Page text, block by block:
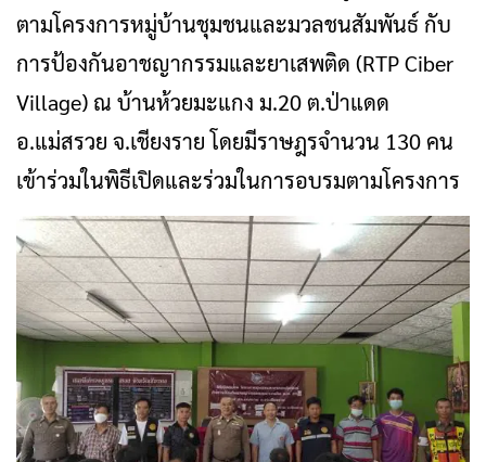
ตามโครงการหมู่บ้านชุมชนและมวลชนสัมพันธ์ กับ
การป้องกันอาชญากรรมและยาเสพติด (RTP Ciber
Village) ณ บ้านห้วยมะแกง ม.20 ต.ป่าแดด
อ.แม่สรวย จ.เชียงราย โดยมีราษฎรจำนวน 130 คน
เข้าร่วมในพิธีเปิดและร่วมในการอบรมตามโครงการ